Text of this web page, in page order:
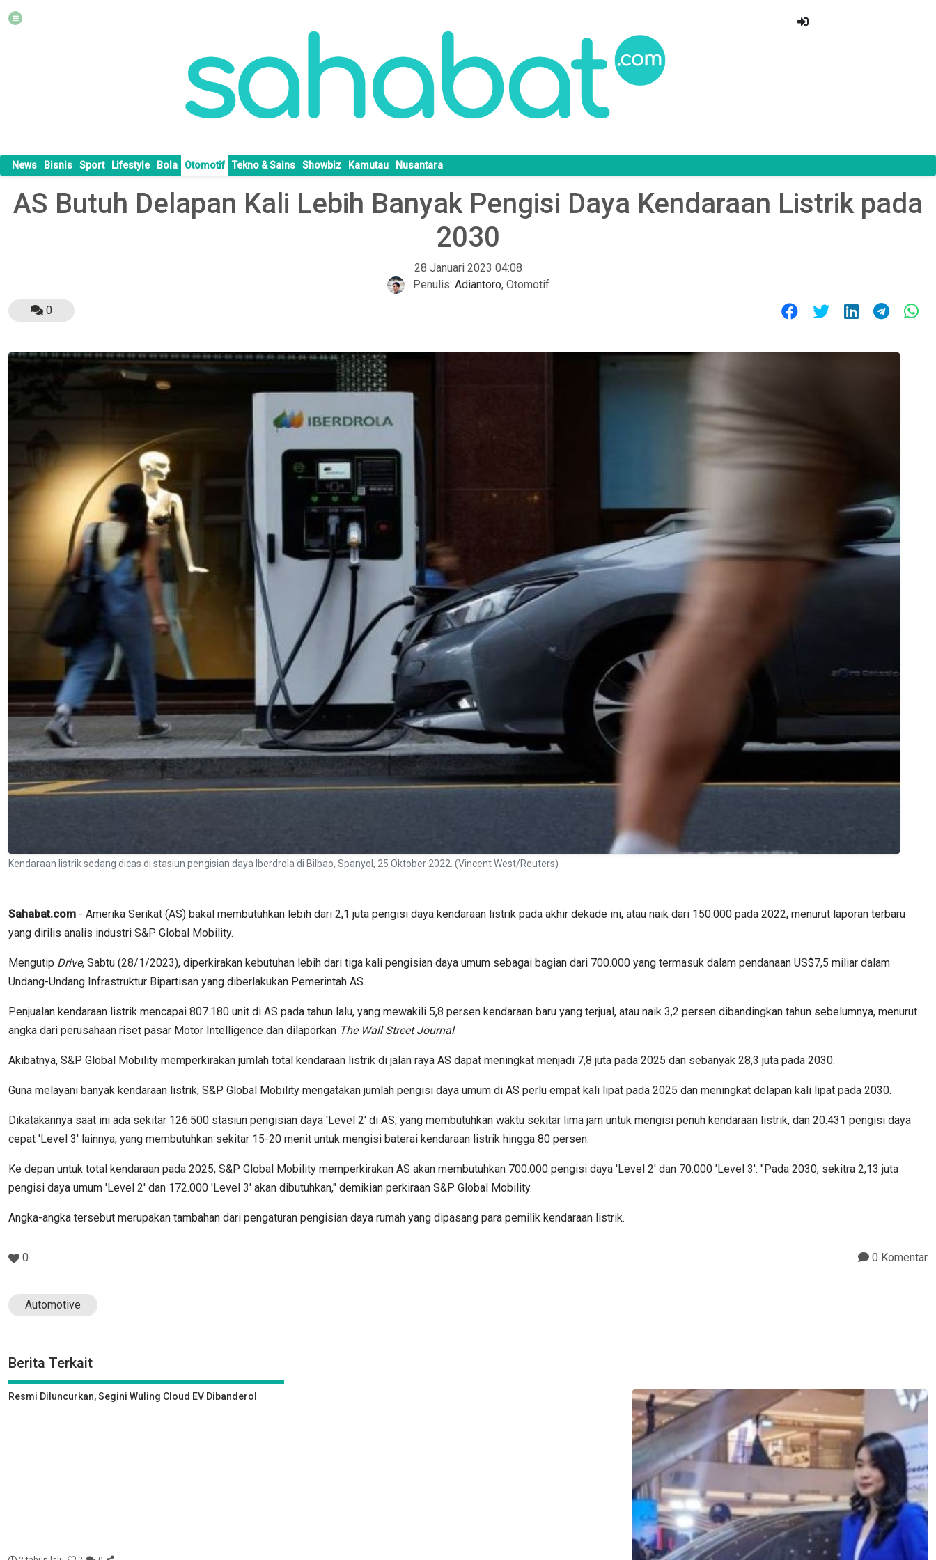
News Bisnis Sport Lifestyle Bola Otomotif Tekno & Sains Showbiz Kamutau Nusantara
AS Butuh Delapan Kali Lebih Banyak Pengisi Daya Kendaraan Listrik pada
2030
28 Januari 2023 04:08
Penulis: Adiantoro, Otomotif
0
Kendaraan listrik sedang dicas di stasiun pengisian daya Iberdrola di Bilbao, Spanyol, 25 Oktober 2022. (Vincent West/Reuters)
Sahabat.com - Amerika Serikat (AS) bakal membutuhkan lebih dari 2,1 juta pengisi daya kendaraan listrik pada akhir dekade ini, atau naik dari 150.000 pada 2022, menurut laporan terbaru
yang dirilis analis industri S&P Global Mobility.
Mengutip Drive, Sabtu (28/1/2023), diperkirakan kebutuhan lebih dari tiga kali pengisian daya umum sebagai bagian dari 700.000 yang termasuk dalam pendanaan US$7,5 miliar dalam
Undang-Undang Infrastruktur Bipartisan yang diberlakukan Pemerintah AS.
Penjualan kendaraan listrik mencapai 807.180 unit di AS pada tahun lalu, yang mewakili 5,8 persen kendaraan baru yang terjual, atau naik 3,2 persen dibandingkan tahun sebelumnya, menurut
angka dari perusahaan riset pasar Motor Intelligence dan dilaporkan The Wall Street Journal.
Akibatnya, S&P Global Mobility memperkirakan jumlah total kendaraan listrik di jalan raya AS dapat meningkat menjadi 7,8 juta pada 2025 dan sebanyak 28,3 juta pada 2030.
Guna melayani banyak kendaraan listrik, S&P Global Mobility mengatakan jumlah pengisi daya umum di AS perlu empat kali lipat pada 2025 dan meningkat delapan kali lipat pada 2030.
Dikatakannya saat ini ada sekitar 126.500 stasiun pengisian daya 'Level 2' di AS, yang membutuhkan waktu sekitar lima jam untuk mengisi penuh kendaraan listrik, dan 20.431 pengisi daya
cepat 'Level 3' lainnya, yang membutuhkan sekitar 15-20 menit untuk mengisi baterai kendaraan listrik hingga 80 persen.
Ke depan untuk total kendaraan pada 2025, S&P Global Mobility memperkirakan AS akan membutuhkan 700.000 pengisi daya 'Level 2' dan 70.000 'Level 3'. "Pada 2030, sekitra 2,13 juta
pengisi daya umum 'Level 2' dan 172.000 'Level 3' akan dibutuhkan," demikian perkiraan S&P Global Mobility.
Angka-angka tersebut merupakan tambahan dari pengaturan pengisian daya rumah yang dipasang para pemilik kendaraan listrik.
0 0 Komentar
Automotive
Berita Terkait
Resmi Diluncurkan, Segini Wuling Cloud EV Dibanderol